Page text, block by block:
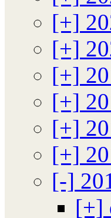
[+]
[+]
[+]
[+]
[+]
[+]
[-]
[+]